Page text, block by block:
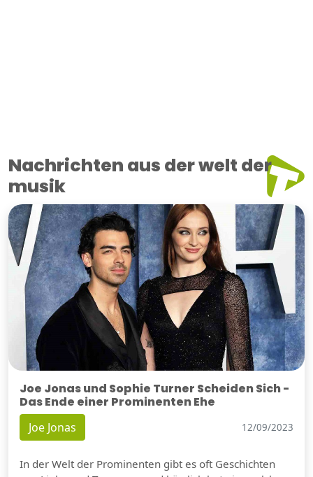
Nachrichten aus der welt der
musik
Joe Jonas und Sophie Turner Scheiden Sich -
Das Ende einer Prominenten Ehe
Joe Jonas 12/09/2023
In der Welt der Prominenten gibt es oft Geschichten